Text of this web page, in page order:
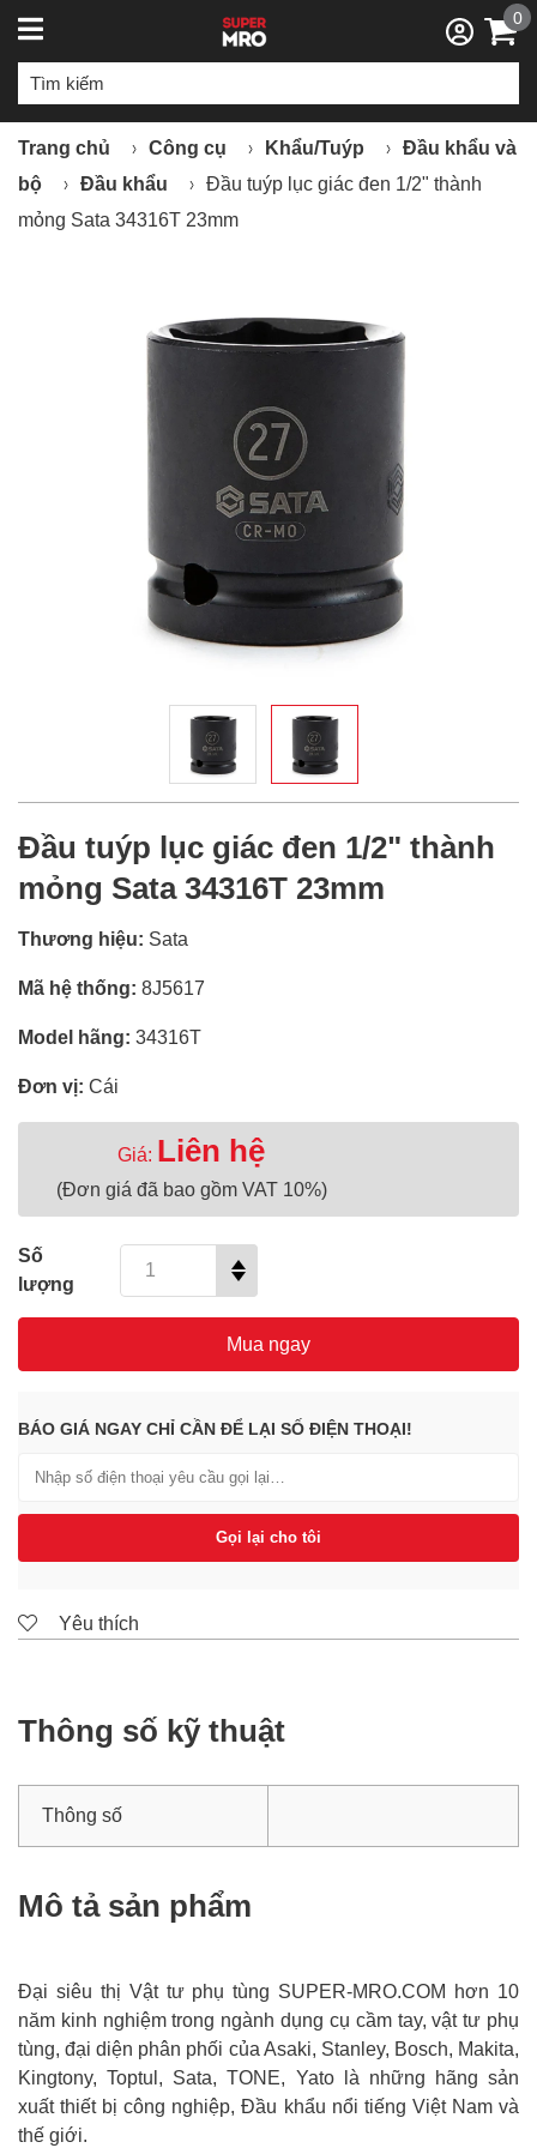
0
Trang chủ Công cụ Khẩu/Tuýp
Đầu khẩu và
bộ
Đầu khẩu
Đầu tuýp lục giác đen 1/2" thành
mỏng Sata 34316T 23mm
Đầu tuýp lục giác đen 1/2" thành
mỏng Sata 34316T 23mm
Thương hiệu: Sata
Mã hệ thống: 8J5617
Model hãng: 34316T
Đơn vị: Cái
Giá: Liên hệ
(Đơn giá đã bao gồm VAT 10%)
Số
lượng
Mua ngay
BÁO GIÁ NGAY CHỈ CẦN ĐỂ LẠI SỐ ĐIỆN THOẠI!
Gọi lại cho tôi
Yêu thích
Thông số kỹ thuật
Thông số
Mô tả sản phẩm
Đại siêu thị Vật tư phụ tùng SUPER-MRO.COM hơn 10
năm kinh nghiệm trong ngành dụng cụ cầm tay, vật tư phụ
tùng, đại diện phân phối của Asaki, Stanley, Bosch, Makita,
Kingtony, Toptul, Sata, TONE, Yato là những hãng sản
xuất thiết bị công nghiệp, Đầu khẩu nổi tiếng Việt Nam và
thế giới.